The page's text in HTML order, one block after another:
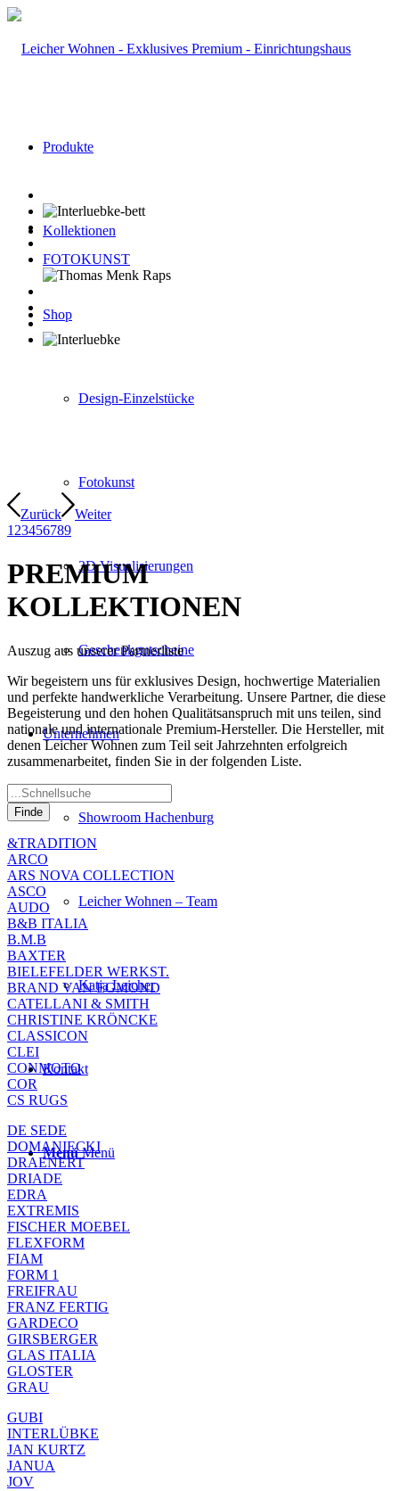
Produkte
Kollektionen
Shop
Design-Einzelstücke
Fotokunst
3D Visualisierungen
Geschenkgutscheine
Unternehmen
Showroom Hachenburg
Leicher Wohnen – Team
Katja Leicher
Kontakt
Menü Menü
FOTOKUNST
Zurück
Weiter
1 23456789
PREMIUM
KOLLEKTIONEN
Auszug aus unserer Partnerliste
Wir begeistern uns für exklusives Design, hochwertige Materialien
und perfekte handwerkliche Verarbeitung. Unsere Partner, die diese
Begeisterung und den hohen Qualitätsanspruch mit uns teilen, sind
nationale und internationale Premium-Hersteller. Die Hersteller, mit
denen Leicher Wohnen zum Teil seit Jahrzehnten erfolgreich
zusammenarbeitet, finden Sie in der folgenden Liste.
&TRADITION
ARCO
ARS NOVA COLLECTION
ASCO
AUDO
B&B ITALIA
B.M.B
BAXTER
BIELEFELDER WERKST.
BRAND VAN EGMOND
CATELLANI & SMITH
CHRISTINE KRÖNCKE
CLASSICON
CLEI
CONMOTO
COR
CS RUGS
DE SEDE
DOMANIECKI
DRAENERT
DRIADE
EDRA
EXTREMIS
FISCHER MOEBEL
FLEXFORM
FIAM
FORM 1
FREIFRAU
FRANZ FERTIG
GARDECO
GIRSBERGER
GLAS ITALIA
GLOSTER
GRAU
GUBI
INTERLÜBKE
JAN KURTZ
JANUA
JOV